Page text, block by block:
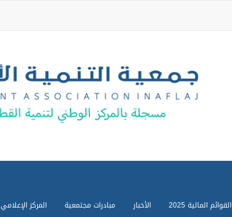
القوائم المالية 2025 الأخبار مبادرات مجتمعية المركز الإعلامي